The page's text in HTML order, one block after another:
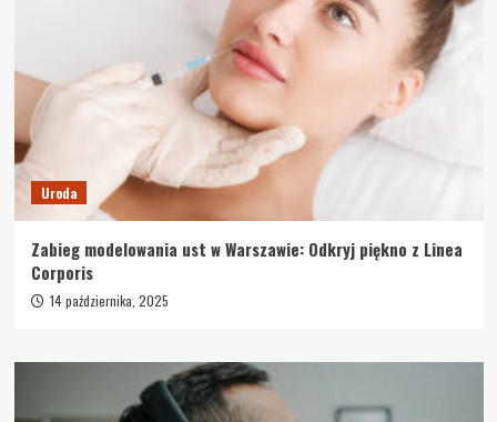
Uroda
Zabieg modelowania ust w Warszawie: Odkryj piękno z Linea
Corporis
14 października, 2025